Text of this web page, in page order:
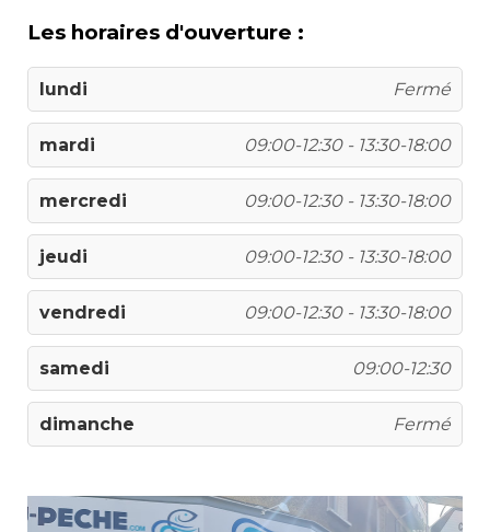
Les horaires d'ouverture :
lundi Fermé
mardi 09:00-12:30 - 13:30-18:00
mercredi 09:00-12:30 - 13:30-18:00
jeudi 09:00-12:30 - 13:30-18:00
vendredi 09:00-12:30 - 13:30-18:00
samedi 09:00-12:30
dimanche Fermé